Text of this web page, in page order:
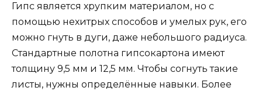
Гипс является хрупким материалом, но с
помощью нехитрых способов и умелых рук, его
можно гнуть в дуги, даже небольшого радиуса.
Стандартные полотна гипсокартона имеют
толщину 9,5 мм и 12,5 мм. Чтобы согнуть такие
листы, нужны определённые навыки. Более